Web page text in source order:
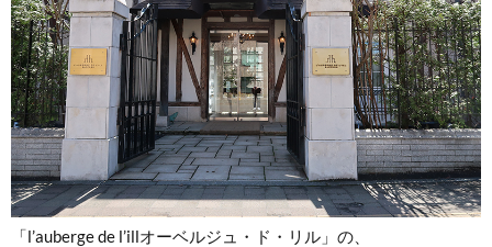
「l’auberge de l’illオーベルジュ・ド・リル」の、